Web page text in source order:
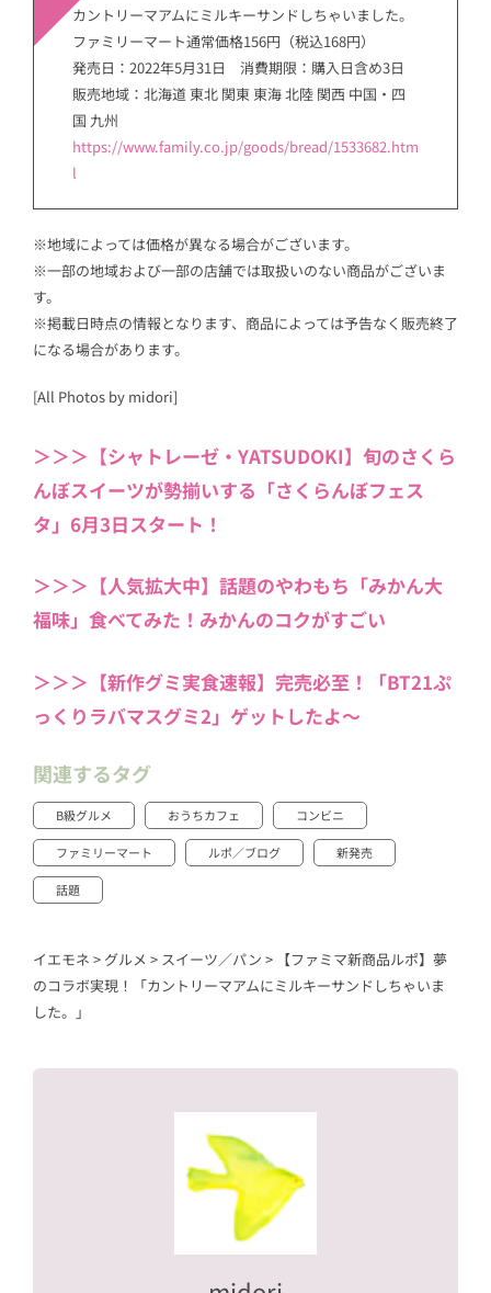
カントリーマアムにミルキーサンドしちゃいました。
ファミリーマート通常価格156円（税込168円）
発売日：2022年5月31日 消費期限：購入日含め3日
販売地域：北海道 東北 関東 東海 北陸 関西 中国・四
国 九州
https://www.family.co.jp/goods/bread/1533682.htm
l
※地域によっては価格が異なる場合がございます。
※一部の地域および一部の店舗では取扱いのない商品がございま
す。
※掲載日時点の情報となります、商品によっては予告なく販売終了
になる場合があります。
[All Photos by midori]
＞＞＞【シャトレーゼ・YATSUDOKI】旬のさくら
んぼスイーツが勢揃いする「さくらんぼフェス
タ」6月3日スタート！
＞＞＞【人気拡大中】話題のやわもち「みかん大
福味」食べてみた！みかんのコクがすごい
＞＞＞【新作グミ実食速報】完売必至！「BT21ぷ
っくりラバマスグミ2」ゲットしたよ～
関連するタグ
B級グルメ おうちカフェ コンビニ
ファミリーマート ルポ／ブログ 新発売
話題
イエモネ > グルメ > スイーツ／パン > 【ファミマ新商品ルポ】夢
のコラボ実現！「カントリーマアムにミルキーサンドしちゃいま
した。」